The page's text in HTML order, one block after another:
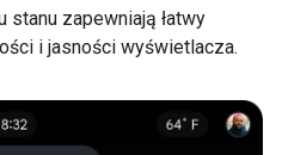
stanu zapewniają łatwy
i jasności wyświetlacza.